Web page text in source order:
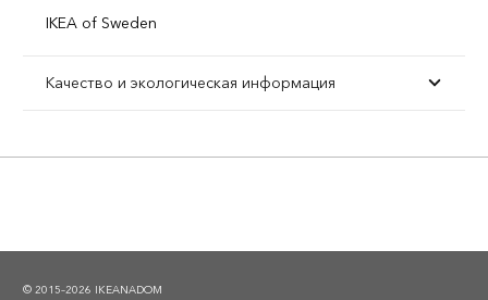
IKEA of Sweden
Качество и экологическая информация
© 2015–2026 IKEANADOM